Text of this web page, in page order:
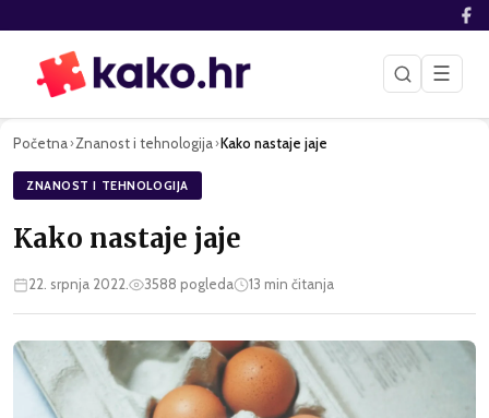
☰
Početna›Znanost i tehnologija›Kako nastaje jaje
ZNANOST I TEHNOLOGIJA
Kako nastaje jaje
22. srpnja 2022. 3588 pogleda 13 min čitanja